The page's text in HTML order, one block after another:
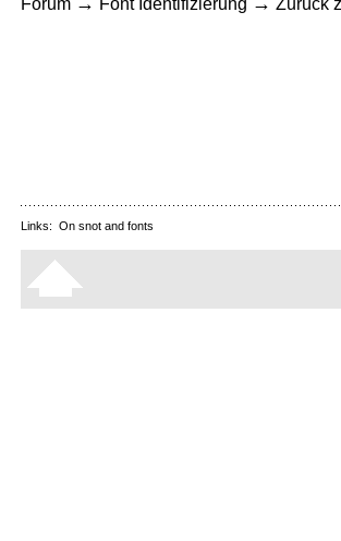
Forum Font Identifizierung Zurück
Links: On snot and fonts